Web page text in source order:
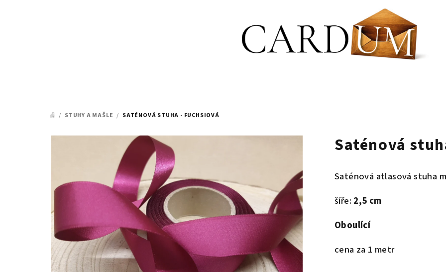
DOMŮ
/ STUHY A MAŠLE / SATÉNOVÁ STUHA - FUCHSIOVÁ
Saténová
Saténová atlasová stuha
šíře: 2,5 cm
Oboulící
cena za 1 metr